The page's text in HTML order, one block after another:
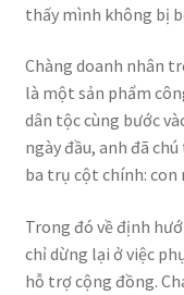
thấy mình không bị
Chàng doanh nhân
là một sản phẩm
dân tộc cùng bước
ngày đầu, anh đã
ba trụ cột chính: con
Trong đó về định
chỉ dừng lại ở việc
hỗ trợ cộng đồng.